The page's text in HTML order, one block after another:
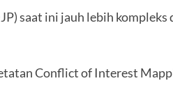
saat ini jauh lebih
Conflict of Interest